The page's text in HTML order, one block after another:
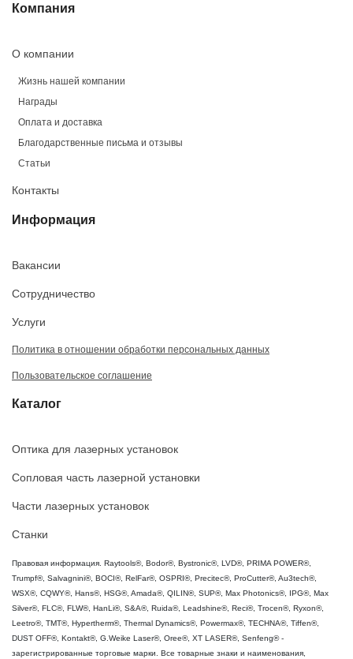
Компания
О компании
Жизнь нашей компании
Награды
Оплата и доставка
Благодарственные письма и отзывы
Статьи
Контакты
Информация
Вакансии
Сотрудничество
Услуги
Политика в отношении обработки персональных данных
Пользовательское соглашение
Каталог
Оптика для лазерных установок
Сопловая часть лазерной установки
Части лазерных установок
Станки
Правовая информация. Raytools®, Bodor®, Bystronic®, LVD®, PRIMA POWER®,
Trumpf®, Salvagnini®, BOCI®, RelFar®, OSPRI®, Precitec®, ProCutter®, Au3tech®,
WSX®, CQWY®, Hans®, HSG®, Amada®, QILIN®, SUP®, Max Photonics®, IPG®, Max
Silver®, FLC®, FLW®, HanLi®, S&A®, Ruida®, Leadshine®, Reci®, Trocen®, Ryxon®,
Leetro®, TMT®, Hypertherm®, Thermal Dynamics®, Powermax®, TECHNA®, Tiffen®,
DUST OFF®, Kontakt®, G.Weike Laser®, Oree®, XT LASER®, Senfeng® -
зарегистрированные торговые марки. Все товарные знаки и наименования,